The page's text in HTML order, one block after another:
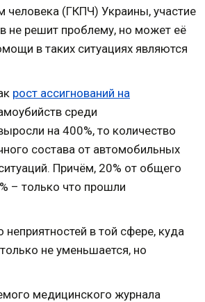
(ГКПЧ) Украины, участие
не решит проблему, но может её
в таких ситуациях являются
рост ассигнований на
среди
на 400%, то количество
состава от автомобильных
Причём, 20% от общего
– только что прошли
в той сфере, куда
не уменьшается, но
медицинского журнала